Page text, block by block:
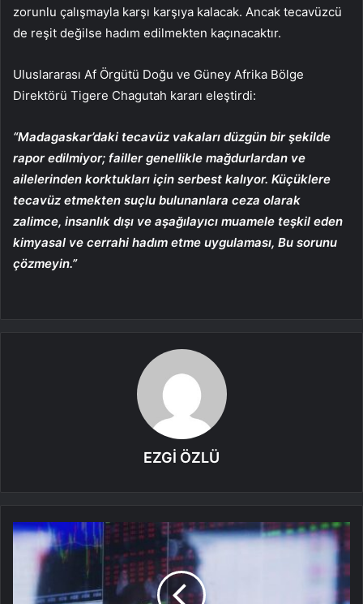
zorunlu çalışmayla karşı karşıya kalacak. Ancak tecavüzcü
de reşit değilse hadım edilmekten kaçınacaktır.
Uluslararası Af Örgütü Doğu ve Güney Afrika Bölge
Direktörü Tigere Chagutah kararı eleştirdi:
“Madagaskar’daki tecavüz vakaları düzgün bir şekilde
rapor edilmiyor; failler genellikle mağdurlardan ve
ailelerinden korktukları için serbest kalıyor. Küçüklere
tecavüz etmekten suçlu bulunanlara ceza olarak
zalimce, insanlık dışı ve aşağılayıcı muamele teşkil eden
kimyasal ve cerrahi hadım etme uygulaması, Bu sorunu
çözmeyin.”
EZGİ ÖZLÜ